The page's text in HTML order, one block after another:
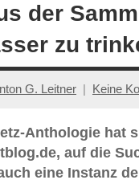
Lyrik,
und
Kritik
der
zu
G. Leitner Keine
Anthologie hat
auf die
eine Instanz